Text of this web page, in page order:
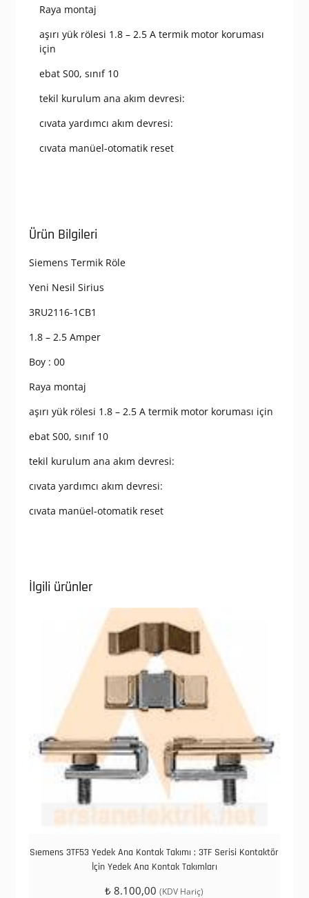
Raya montaj
aşırı yük rölesi 1.8 – 2.5 A termik motor koruması
için
ebat S00, sınıf 10
tekil kurulum ana akım devresi:
cıvata yardımcı akım devresi:
cıvata manüel-otomatik reset
Ürün Bilgileri
Siemens Termik Röle
Yeni Nesil Sirius
3RU2116-1CB1
1.8 – 2.5 Amper
Boy : 00
Raya montaj
aşırı yük rölesi 1.8 – 2.5 A termik motor koruması için
ebat S00, sınıf 10
tekil kurulum ana akım devresi:
cıvata yardımcı akım devresi:
cıvata manüel-otomatik reset
İlgili ürünler
Sıemens 3TF53 Yedek Ana Kontak Takımı ; 3TF Serisi Kontaktör
İçin Yedek Ana Kontak Takımları
₺ 8.100,00 (KDV Hariç)